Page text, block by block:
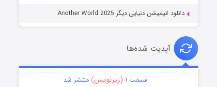
دانلود انیمیشن دنیایی دیگر Another World 2025
آپدیت شده‌ها
قسمت ۱ (زیرنویس) منتشر شد